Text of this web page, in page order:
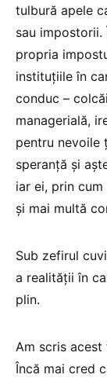
tulbură apele
sau
propria
instituțiile în
conduc –
managerială,
pentru nevoile
speranță și
iar ei, prin
și mai multă
Sub zefirul
a realității în
plin.
Am scris
Încă mai cred